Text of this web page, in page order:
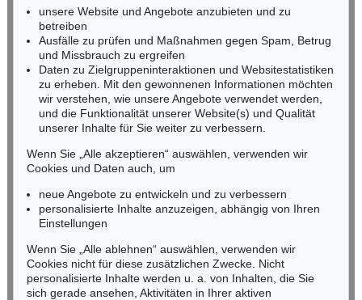
Miriam Heß
Tel.: +49 (0)62 21 58 80-038
Fax: +49 (0)62 21 58 80-595
infoheidelberg@kettererkunst.de
NORDDEUTSCHLAND
Nico Kassel, M.A.
Mobil: +49 (0)171 8618661
n.kassel@kettererkunst.de
Keine Auktion mehr verpassen!
Wir informieren Sie rechtzeitig.
unsere Website und Angebote anzubieten und zu
betreiben
Ausfälle zu prüfen und Maßnahmen gegen Spam, Betrug
und Missbrauch zu ergreifen
Daten zu Zielgruppeninteraktionen und Websitestatistiken
zu erheben. Mit den gewonnenen Informationen möchten
wir verstehen, wie unsere Angebote verwendet werden,
und die Funktionalität unserer Website(s) und Qualität
unserer Inhalte für Sie weiter zu verbessern.
Wenn Sie „Alle akzeptieren“ auswählen, verwenden wir
Cookies und Daten auch, um
neue Angebote zu entwickeln und zu verbessern
personalisierte Inhalte anzuzeigen, abhängig von Ihren
Einstellungen
Wenn Sie „Alle ablehnen“ auswählen, verwenden wir
Cookies nicht für diese zusätzlichen Zwecke. Nicht
personalisierte Inhalte werden u. a. von Inhalten, die Sie
sich gerade ansehen, Aktivitäten in Ihrer aktiven